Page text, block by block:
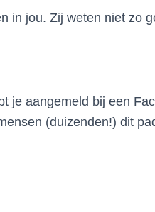
in jou. Zij weten niet zo
je aangemeld bij een
(duizenden!) dit